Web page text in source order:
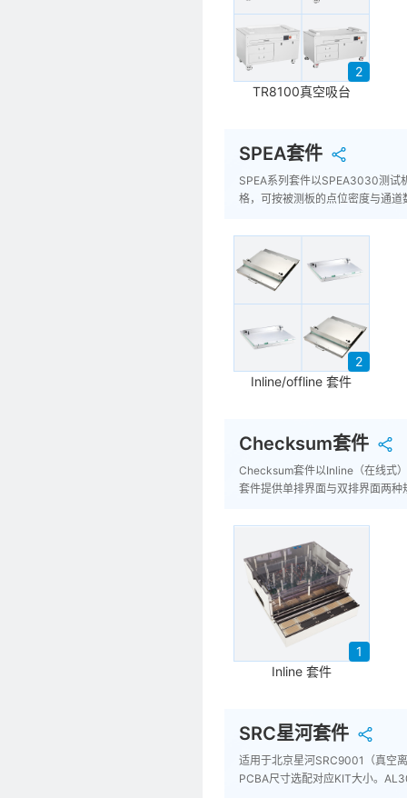
TR8100真空吸台
2
SPEA套件
SPEA系列套件以SPEA3030测试
格，可按被测板的点位密度与通
Inline/offline 套件
2
Checksum套件
Checksum套件以Inline（在线式
套件提供单排界面与双排界面两
Inline 套件
1
SRC星河套件
适用于北京星河SRC9001（真空
PCBA尺寸选配对应KIT大小。